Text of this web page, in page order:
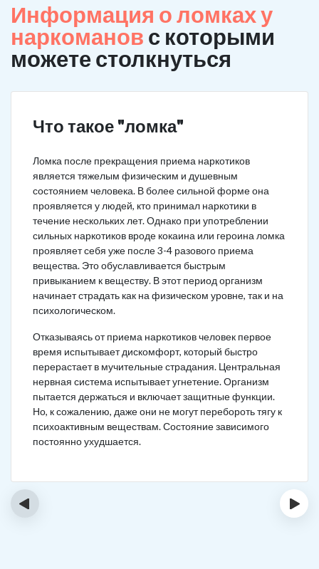
Информация о ломках у
наркоманов с которыми
можете столкнуться
Что такое "ломка"
Ломка после прекращения приема наркотиков
является тяжелым физическим и душевным
состоянием человека. В более сильной форме она
проявляется у людей, кто принимал наркотики в
течение нескольких лет. Однако при употреблении
сильных наркотиков вроде кокаина или героина ломка
проявляет себя уже после 3-4 разового приема
вещества. Это обуславливается быстрым
привыканием к веществу. В этот период организм
начинает страдать как на физическом уровне, так и на
психологическом.
Отказываясь от приема наркотиков человек первое
время испытывает дискомфорт, который быстро
перерастает в мучительные страдания. Центральная
нервная система испытывает угнетение. Организм
пытается держаться и включает защитные функции.
Но, к сожалению, даже они не могут перебороть тягу к
психоактивным веществам. Состояние зависимого
постоянно ухудшается.
‹ ›